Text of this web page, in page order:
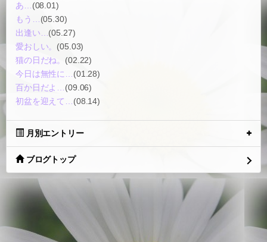
あ…(08.01)
もう…(05.30)
出逢い…(05.27)
愛おしい。 (05.03)
猫の日だね。 (02.22)
今日は無性に…(01.28)
百か日だよ…(09.06)
初盆を迎えて…(08.14)
月別エントリー
ブログトップ